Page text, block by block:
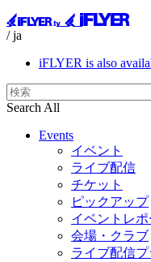
/ ja
iFLYER is also
Search All
Events
イベント
ライブ配信
チケット
ピックアップ
イベントレポ
会場・クラブ
ライブ配信